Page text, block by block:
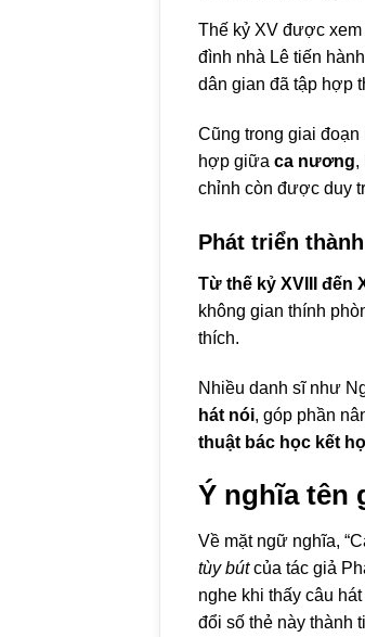
Thế kỷ XV được xem
đình nhà Lê tiến
dân gian đã tập hợp
Cũng trong giai đoạn
hợp giữa ca nương,
chỉnh còn được duy
Phát triển
Từ thế kỷ XVIII đến
không gian thính
thích.
Nhiều danh sĩ như
hát nói, góp phần
thuật bác học kết
Ý nghĩa tên
Về mặt ngữ nghĩa,
tùy bútcủa tác giả
nghe khi thấy câu
đổi số thẻ này thành